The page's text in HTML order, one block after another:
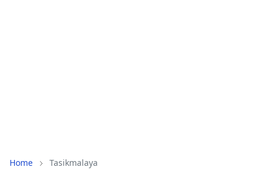
Home Tasikmalaya